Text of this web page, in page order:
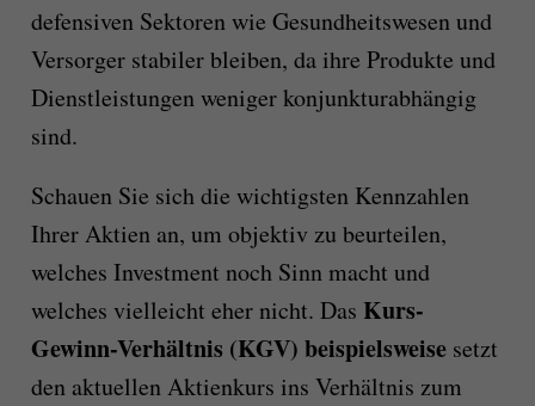
defensiven Sektoren wie Gesundheitswesen und
Versorger stabiler bleiben, da ihre Produkte und
Dienstleistungen weniger konjunkturabhängig
sind.
Schauen Sie sich die wichtigsten Kennzahlen
Ihrer Aktien an, um objektiv zu beurteilen,
welches Investment noch Sinn macht und
welches vielleicht eher nicht. Das Kurs-
Gewinn-Verhältnis (KGV) beispielsweisesetzt
den aktuellen Aktienkurs ins Verhältnis zum